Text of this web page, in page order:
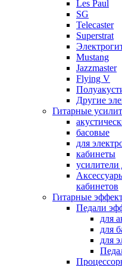
Les Paul
SG
Telecaster
Superstrat
Mustang
Jazzmaster
Flying V
Другие
Гитарные
басовые
для
кабинеты
кабинетов
Гитарные
Педали
для
для
для